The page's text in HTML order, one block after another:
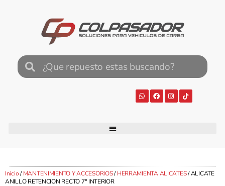
Inicio/MANTENIMIENTO Y ACCESORIOS/HERRAMIENTA ALICATES/ ALICATE
ANILLO RETENCION RECTO 7″ INTERIOR